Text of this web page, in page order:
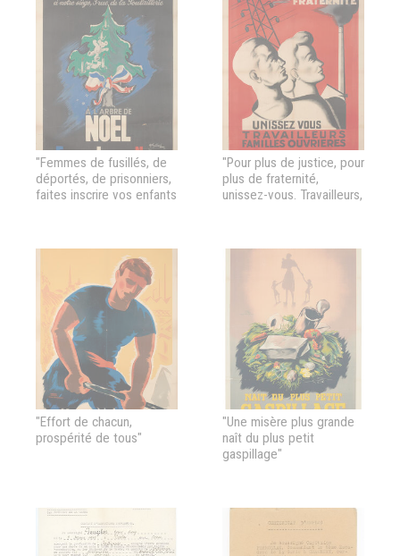
"Femmes de fusillés, de
déportés, de prisonniers,
faites inscrire vos enfants
Libération Nationale"
"Pour plus de justice, pour
plus de fraternité,
unissez-vous. Travailleurs,
"Effort de chacun,
prospérité de tous"
"Une misère plus grande
naît du plus petit
gaspillage"